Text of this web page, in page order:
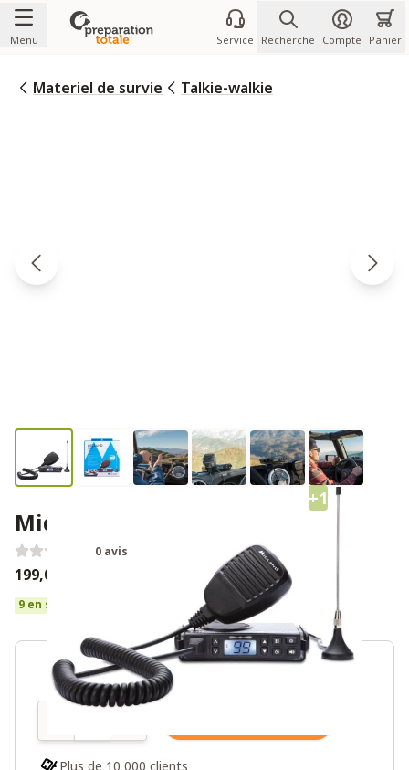
Allez au contenu
Menu Service Recherche Compte Panier
Materiel de survie Talkie-walkie
+1
Midland GB1-R PMR446
0 avis
199,00€
9 en stock
Quantité
Plus de 10 000 clients